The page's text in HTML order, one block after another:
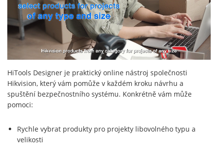
HiTools Designer je praktický online nástroj společnosti
Hikvision, který vám pomůže v každém kroku návrhu a
spuštění bezpečnostního systému. Konkrétně vám může
pomoci:
Rychle vybrat produkty pro projekty libovolného typu a
velikosti